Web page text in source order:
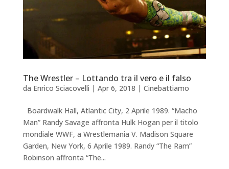
The Wrestler – Lottando tra il vero e il falso
da Enrico Sciacovelli | Apr 6, 2018 | Cinebattiamo
Boardwalk Hall, Atlantic City, 2 Aprile 1989. “Macho
Man” Randy Savage affronta Hulk Hogan per il titolo
mondiale WWF, a Wrestlemania V. Madison Square
Garden, New York, 6 Aprile 1989. Randy “The Ram”
Robinson affronta “The...